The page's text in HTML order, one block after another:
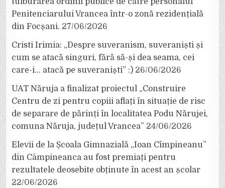
Penitenciarului Vrancea într-o zonă rezidențială
din Focșani. 27/06/2026
Cristi Irimia: „Despre suveranism, suveraniști și
cum se atacă singuri, fără să-și dea seama, cei
care-i… atacă pe suveraniști” :) 26/06/2026
UAT Năruja a finalizat proiectul „Construire
Centru de zi pentru copiii aflați în situație de risc
de separare de părinți în localitatea Podu Nărujei,
comuna Năruja, județul Vrancea” 24/06/2026
Elevii de la Școala Gimnazială „Ioan Cîmpineanu”
din Câmpineanca au fost premiați pentru
rezultatele deosebite obținute în acest an școlar
22/06/2026